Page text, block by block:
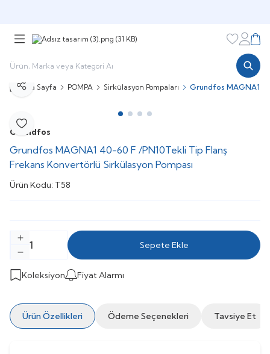
Favorilerim
Ana Sayfa POMPA Sirkülasyon Pompaları Grundfos MAGNA1
Favoriye Ekle
Paylaş
Grundfos
Grundfos MAGNA1 40-60 F /PN10Tekli Tip Flanş
Frekans Konvertörlü Sirkülasyon Pompası
Ürün Kodu: T58
Sepete Ekle
Koleksiyon Fiyat Alarmı
Ürün Özellikleri Ödeme Seçenekleri Tavsiye Et